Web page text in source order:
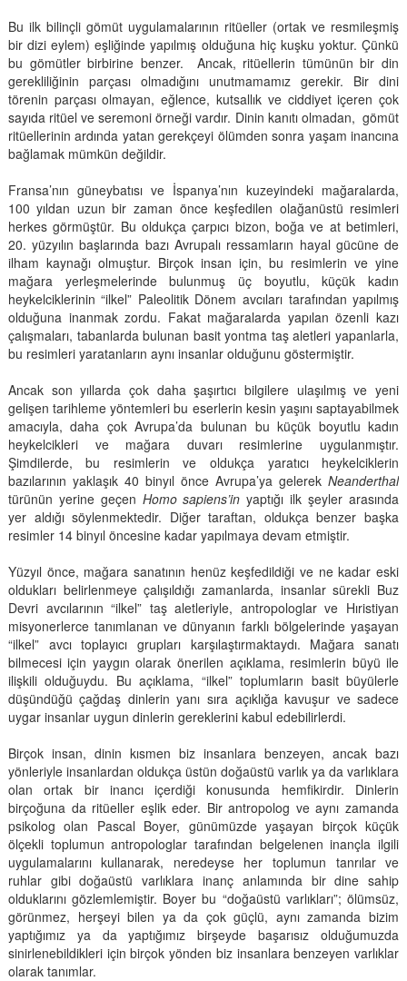
Bu ilk bilinçli gömüt uygulamalarının ritüeller (ortak ve resmileşmiş
bir dizi eylem) eşliğinde yapılmış olduğuna hiç kuşku yoktur. Çünkü
bu gömütler birbirine benzer. Ancak, ritüellerin tümünün bir din
gerekliliğinin parçası olmadığını unutmamamız gerekir. Bir dini
törenin parçası olmayan, eğlence, kutsallık ve ciddiyet içeren çok
sayıda ritüel ve seremoni örneği vardır. Dinin kanıtı olmadan, gömüt
ritüellerinin ardında yatan gerekçeyi ölümden sonra yaşam inancına
bağlamak mümkün değildir.
Fransa’nın güneybatısı ve İspanya’nın kuzeyindeki mağaralarda,
100 yıldan uzun bir zaman önce keşfedilen olağanüstü resimleri
herkes görmüştür. Bu oldukça çarpıcı bizon, boğa ve at betimleri,
20. yüzyılın başlarında bazı Avrupalı ressamların hayal gücüne de
ilham kaynağı olmuştur. Birçok insan için, bu resimlerin ve yine
mağara yerleşmelerinde bulunmuş üç boyutlu, küçük kadın
heykelciklerinin “ilkel” Paleolitik Dönem avcıları tarafından yapılmış
olduğuna inanmak zordu. Fakat mağaralarda yapılan özenli kazı
çalışmaları, tabanlarda bulunan basit yontma taş aletleri yapanlarla,
bu resimleri yaratanların aynı insanlar olduğunu göstermiştir.
Ancak son yıllarda çok daha şaşırtıcı bilgilere ulaşılmış ve yeni
gelişen tarihleme yöntemleri bu eserlerin kesin yaşını saptayabilmek
amacıyla, daha çok Avrupa’da bulunan bu küçük boyutlu kadın
heykelcikleri ve mağara duvarı resimlerine uygulanmıştır.
Şimdilerde, bu resimlerin ve oldukça yaratıcı heykelciklerin
bazılarının yaklaşık 40 binyıl önce Avrupa’ya gelerekNeanderthal
türünün yerine geçen Homo sapiens’in yaptığı ilk şeyler arasında
yer aldığı söylenmektedir. Diğer taraftan, oldukça benzer başka
resimler 14 binyıl öncesine kadar yapılmaya devam etmiştir.
Yüzyıl önce, mağara sanatının henüz keşfedildiği ve ne kadar eski
oldukları belirlenmeye çalışıldığı zamanlarda, insanlar sürekli Buz
Devri avcılarının “ilkel” taş aletleriyle, antropologlar ve Hıristiyan
misyonerlerce tanımlanan ve dünyanın farklı bölgelerinde yaşayan
“ilkel” avcı toplayıcı grupları karşılaştırmaktaydı. Mağara sanatı
bilmecesi için yaygın olarak önerilen açıklama, resimlerin büyü ile
ilişkili olduğuydu. Bu açıklama, “ilkel” toplumların basit büyülerle
düşündüğü çağdaş dinlerin yanı sıra açıklığa kavuşur ve sadece
uygar insanlar uygun dinlerin gereklerini kabul edebilirlerdi.
Birçok insan, dinin kısmen biz insanlara benzeyen, ancak bazı
yönleriyle insanlardan oldukça üstün doğaüstü varlık ya da varlıklara
olan ortak bir inancı içerdiği konusunda hemfikirdir. Dinlerin
birçoğuna da ritüeller eşlik eder. Bir antropolog ve aynı zamanda
psikolog olan Pascal Boyer, günümüzde yaşayan birçok küçük
ölçekli toplumun antropologlar tarafından belgelenen inançla ilgili
uygulamalarını kullanarak, neredeyse her toplumun tanrılar ve
ruhlar gibi doğaüstü varlıklara inanç anlamında bir dine sahip
olduklarını gözlemlemiştir. Boyer bu “doğaüstü varlıkları”; ölümsüz,
görünmez, herşeyi bilen ya da çok güçlü, aynı zamanda bizim
yaptığımız ya da yaptığımız birşeyde başarısız olduğumuzda
sinirlenebildikleri için birçok yönden biz insanlara benzeyen varlıklar
olarak tanımlar.